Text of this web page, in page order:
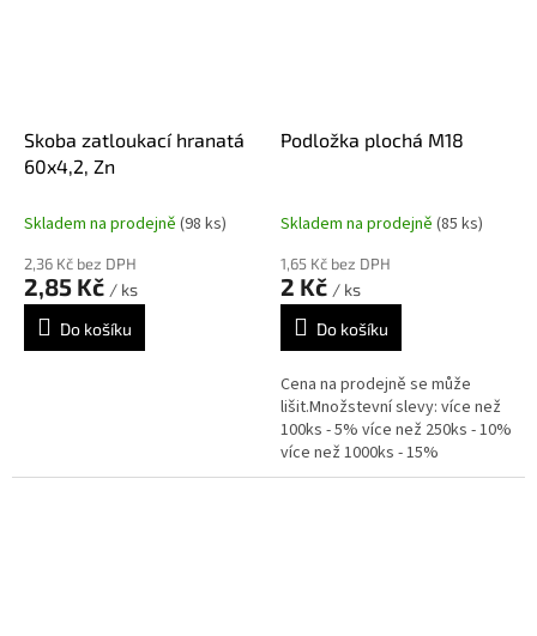
Skoba zatloukací hranatá
60x4,2, Zn
Skladem na prodejně (98 ks)
2,36 Kč bez DPH
2,85 Kč / ks
Do košíku
Podložka plochá M18
Skladem na prodejně (85 ks)
1,65 Kč bez DPH
2 Kč / ks
Do košíku
Cena na prodejně se může
lišit.Množstevní slevy: více než
100ks - 5% více než 250ks - 10%
více než 1000ks - 15%